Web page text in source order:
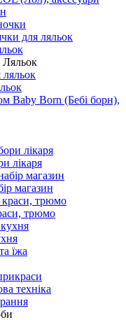
для ляльок
Ляльок
Baby Born (Бебі борн),
лікаря
магазин
трюмо
їжа
техніка